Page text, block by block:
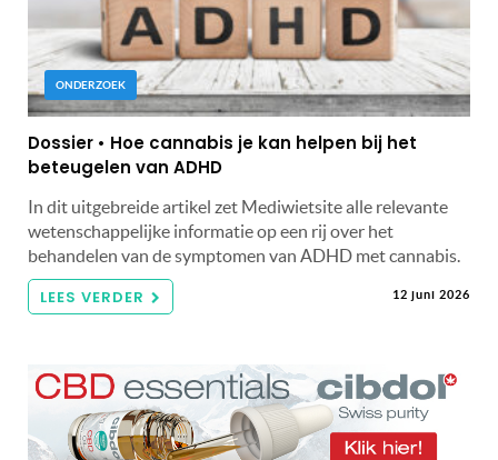
ONDERZOEK
Dossier • Hoe cannabis je kan helpen bij het
beteugelen van ADHD
In dit uitgebreide artikel zet Mediwietsite alle relevante
wetenschappelijke informatie op een rij over het
behandelen van de symptomen van ADHD met cannabis.
LEES VERDER 12 juni 2026